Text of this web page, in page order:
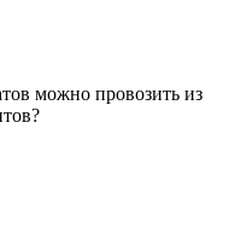
можно провозить из